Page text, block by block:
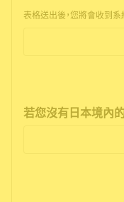
表格送出後，您將會收到
若您沒有日本境內